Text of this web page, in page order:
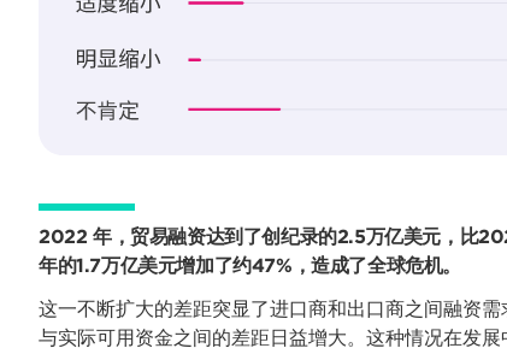
2022 年，贸易融资达到了创纪录的2.5万亿美元，比
年的1.7万亿美元增加了约47%，造成了全球危机。
这一不断扩大的差距突显了进口商和出口商之间融资需
与实际可用资金之间的差距日益增大。这种情况在发展